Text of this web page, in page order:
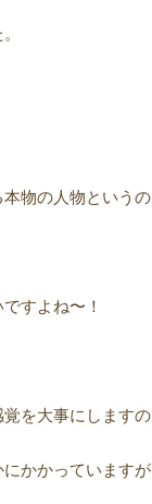
物の人物という
すよね〜！
大事にしますの
かっていますが